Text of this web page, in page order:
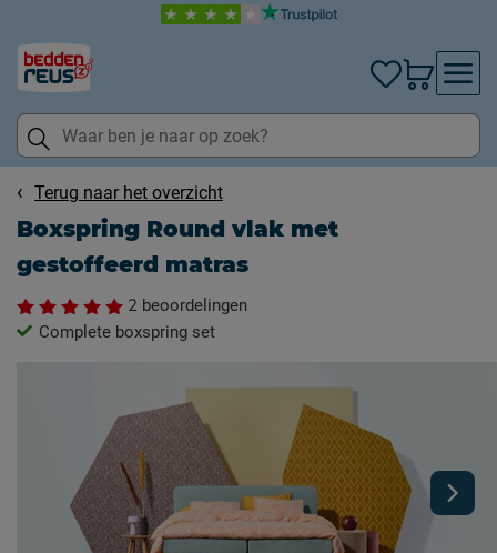
Terug naar het overzicht
Boxspring Round vlak met
gestoffeerd matras
2 beoordelingen
Complete boxspring set